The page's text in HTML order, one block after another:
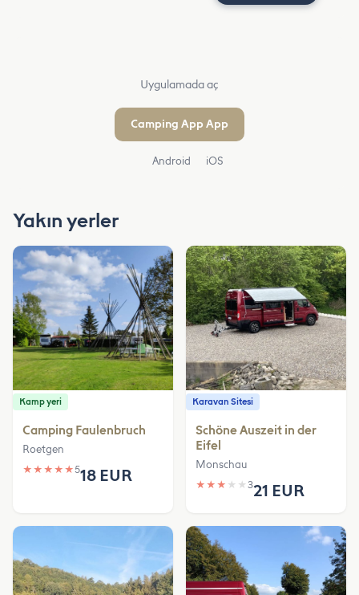
Uygulamada aç
Camping App App
Android iOS
Yakın yerler
Kamp yeri
Camping Faulenbruch
Roetgen
★ ★ ★ ★ ★518 EUR
Karavan Sitesi
Schöne Auszeit in der
Eifel
Monschau
★ ★ ★ ★ ★ 321 EUR